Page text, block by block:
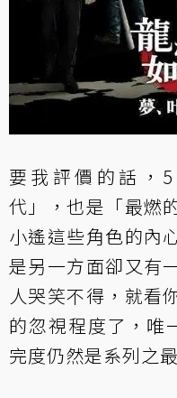
要我評價的話，
代」，也是「最燃
小遙這些角色的內
是另一方面卻又有
人哭笑不得，就看
的忽視程度了，唯
完度仍然是系列之